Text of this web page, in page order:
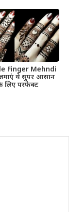
Finger Mehndi
ये सुपर आसान
लिए परफेक्ट